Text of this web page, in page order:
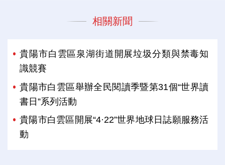
相關新聞
貴陽市白雲區泉湖街道開展垃圾分類與禁毒知
識競賽
貴陽市白雲區舉辦全民閱讀季暨第31個“世界讀
書日”系列活動
貴陽市白雲區開展“4·22”世界地球日誌願服務活
動